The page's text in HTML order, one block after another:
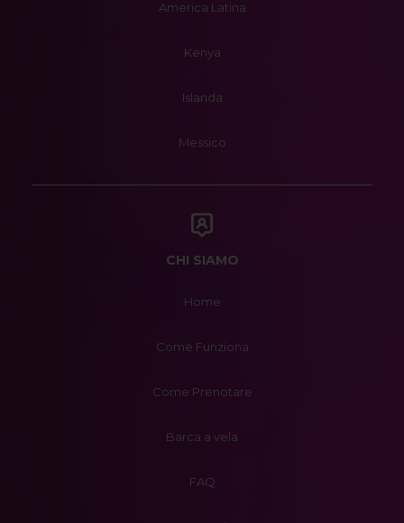
America Latina
Kenya
Islanda
Messico
CHI SIAMO
Home
Come Funziona
Come Prenotare
Barca a vela
FAQ